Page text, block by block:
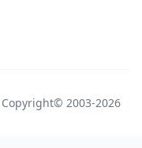
Copyright© 2003-2026